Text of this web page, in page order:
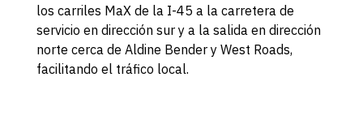
los carriles MaX de la I-45 a la carretera de
servicio en dirección sur y a la salida en dirección
norte cerca de Aldine Bender y West Roads,
facilitando el tráfico local.